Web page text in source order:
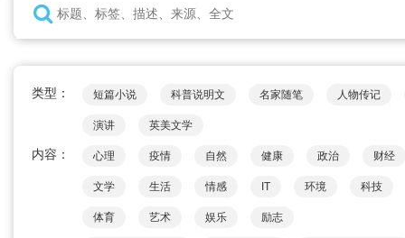
类型： 短篇小说 科普说明文 名家随笔 人物传记
演讲 英美文学
内容： 心理 疫情 自然 健康 政治 财经
文学 生活 情感 IT 环境 科技
体育 艺术 娱乐 励志